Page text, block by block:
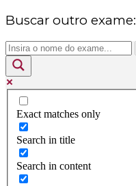
Buscar outro exame:
Exact matches only
Search in title
Search in content